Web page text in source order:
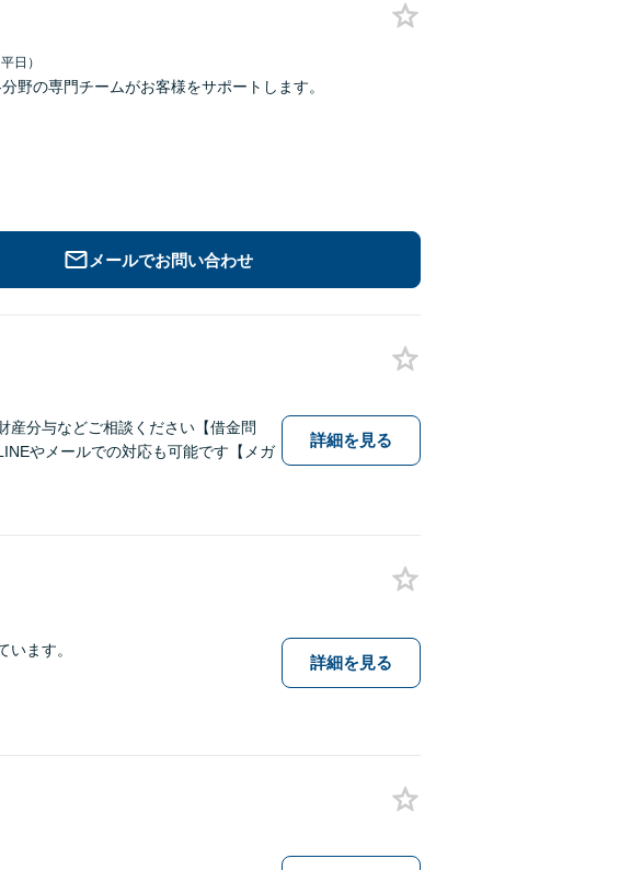
日）
野の専門チームがお客様をサポートします。
メールでお問い合わせ
産分与などご相談ください【借金問
やメールでの対応も可能です【メガ
詳細を見る
ます。
詳細を見る